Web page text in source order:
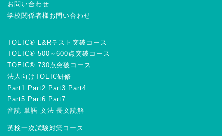
お問い合わせ
学校関係者様お問い合わせ
TOEIC® L&Rテスト突破コース
TOEIC® 500～600点突破コース
TOEIC® 730点突破コース
法人向けTOEIC研修
Part1 Part2 Part3 Part4
Part5 Part6 Part7
音読 単語 文法 長文読解
英検一次試験対策コース